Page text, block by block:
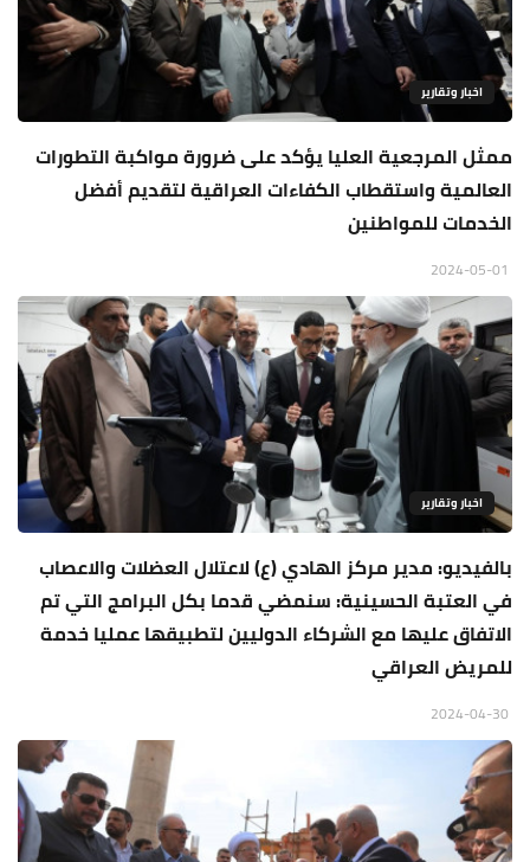
اخبار وتقارير
ممثل المرجعية العليا يؤكد على ضرورة مواكبة التطورات
العالمية واستقطاب الكفاءات العراقية لتقديم أفضل
الخدمات للمواطنين
اخبار وتقارير
بالفيديو: مدير مركز الهادي (ع) لاعتلال العضلات والاعصاب
في العتبة الحسينية: سنمضي قدما بكل البرامج التي تم
الاتفاق عليها مع الشركاء الدوليين لتطبيقها عمليا خدمة
للمريض العراقي